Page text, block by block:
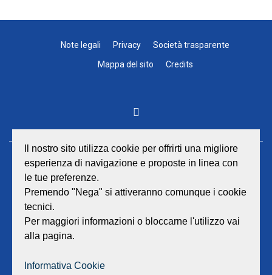
Note legali Privacy
Società trasparente
Mappa del sito
Credits
GEAT Srl
Sede legale e amministrativa:
Viale Lombardia 17 - 47838 Riccione
Capitale sociale euro 12.233.943,00 I.V.
E-mail:
Il nostro sito utilizza cookie per offrirti una migliore
esperienza di navigazione e proposte in linea con
le tue preferenze.
Premendo "Nega" si attiveranno comunque i cookie
tecnici.
Per maggiori informazioni o bloccarne l'utilizzo vai
alla pagina.
Informativa Cookie